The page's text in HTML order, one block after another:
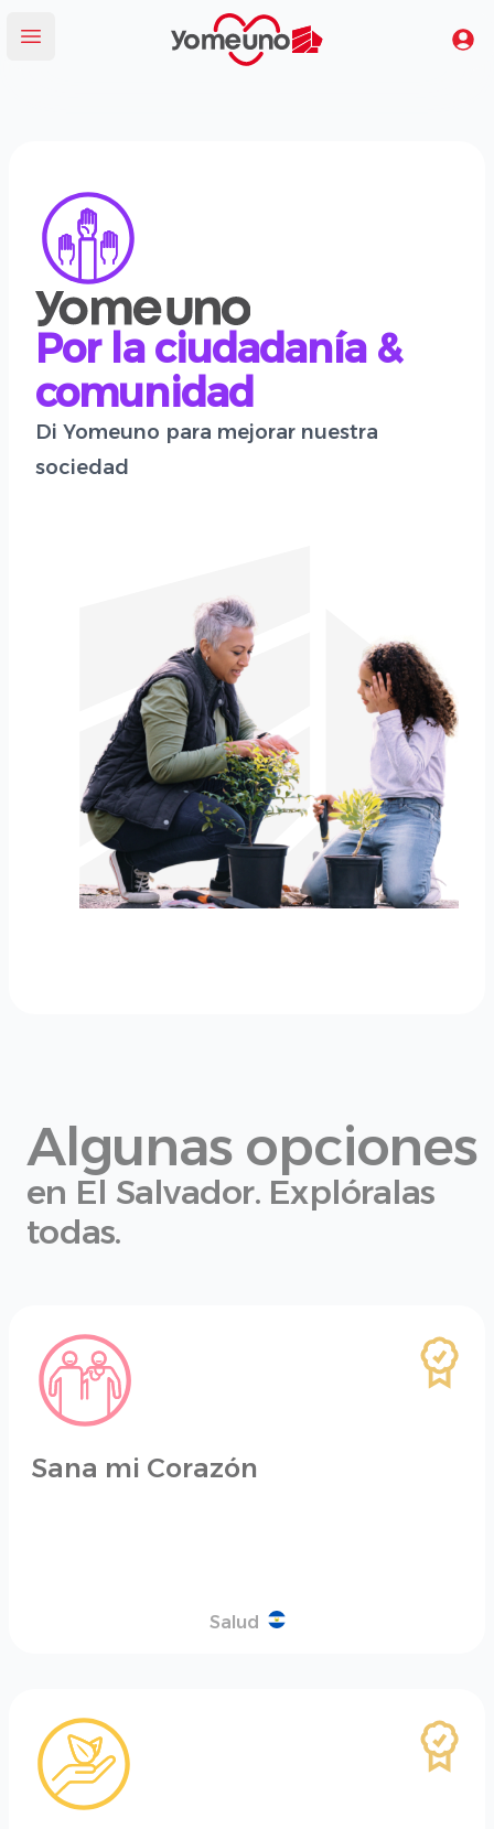
Abrir menú
Yomeuno.com
Por la ciudadanía &
comunidad
Di Yomeuno para mejorar nuestra
sociedad
Algunas opciones
en El Salvador. Explóralas
todas.
Sana mi Corazón
Salud